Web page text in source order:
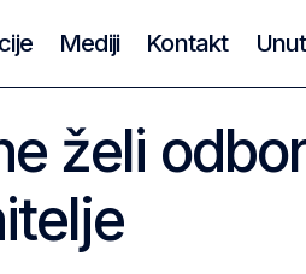
Mediji Kontakt
želi